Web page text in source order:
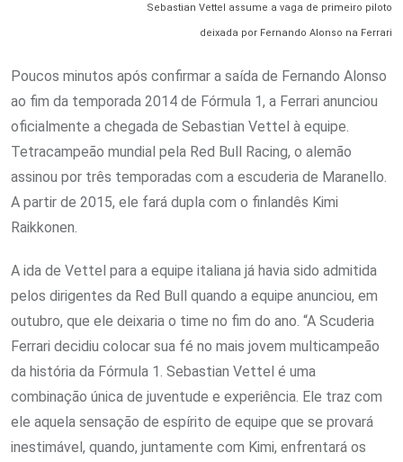
Sebastian Vettel assume a vaga de primeiro piloto
deixada por Fernando Alonso na Ferrari
Poucos minutos após confirmar a saída de Fernando Alonso
ao fim da temporada 2014 de Fórmula 1, a Ferrari anunciou
oficialmente a chegada de Sebastian Vettel à equipe.
Tetracampeão mundial pela Red Bull Racing, o alemão
assinou por três temporadas com a escuderia de Maranello.
A partir de 2015, ele fará dupla com o finlandês Kimi
Raikkonen.
A ida de Vettel para a equipe italiana já havia sido admitida
pelos dirigentes da Red Bull quando a equipe anunciou, em
outubro, que ele deixaria o time no fim do ano. “A Scuderia
Ferrari decidiu colocar sua fé no mais jovem multicampeão
da história da Fórmula 1. Sebastian Vettel é uma
combinação única de juventude e experiência. Ele traz com
ele aquela sensação de espírito de equipe que se provará
inestimável, quando, juntamente com Kimi, enfrentará os